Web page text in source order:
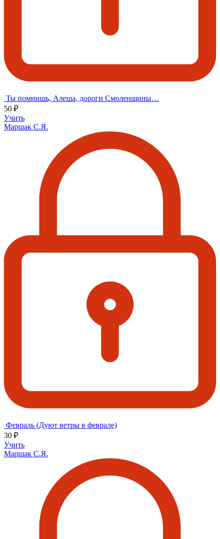
Ты помнишь, Алеша, дороги Смоленщины…
50 ₽
Учить
Маршак С.Я.
Февраль (Дуют ветры в феврале)
30 ₽
Учить
Маршак С.Я.